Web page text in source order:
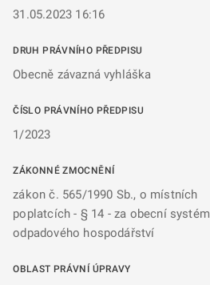
31.05.2023 16:16
DRUH PRÁVNÍHO PŘEDPISU
Obecně závazná vyhláška
ČÍSLO PRÁVNÍHO PŘEDPISU
1/2023
ZÁKONNÉ ZMOCNĚNÍ
zákon č. 565/1990 Sb., o místních
poplatcích - § 14 - za obecní systém
odpadového hospodářství
OBLAST PRÁVNÍ ÚPRAVY